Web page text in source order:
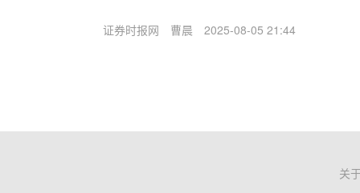
证券时报网 曹晨 2025-08-05 21:44
关